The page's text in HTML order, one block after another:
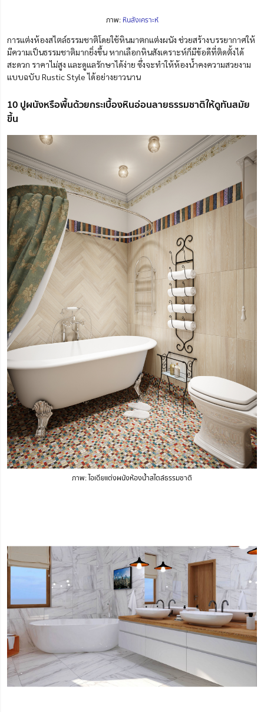
ภาพ: หินสังเคราะห์
การแต่งห้องสไตล์ธรรมชาติโดยใช้หินมาตกแต่งผนัง ช่วยสร้างบรรยากาศให้
มีความเป็นธรรมชาติมากยิ่งขึ้น หากเลือกหินสังเคราะห์ก็มีข้อดีที่ติดตั้งได้
สะดวก ราคาไม่สูง และดูแลรักษาได้ง่าย ซึ่งจะทำให้ห้องน้ำคงความสวยงาม
แบบฉบับ Rustic Style ได้อย่างยาวนาน
10 ปูผนังหรือพื้นด้วยกระเบื้องหินอ่อนลายธรรมชาติให้ดูทันสมัย
ขึ้น
ภาพ: ไอเดียแต่งผนังห้องน้ำสไตล์ธรรมชาติ